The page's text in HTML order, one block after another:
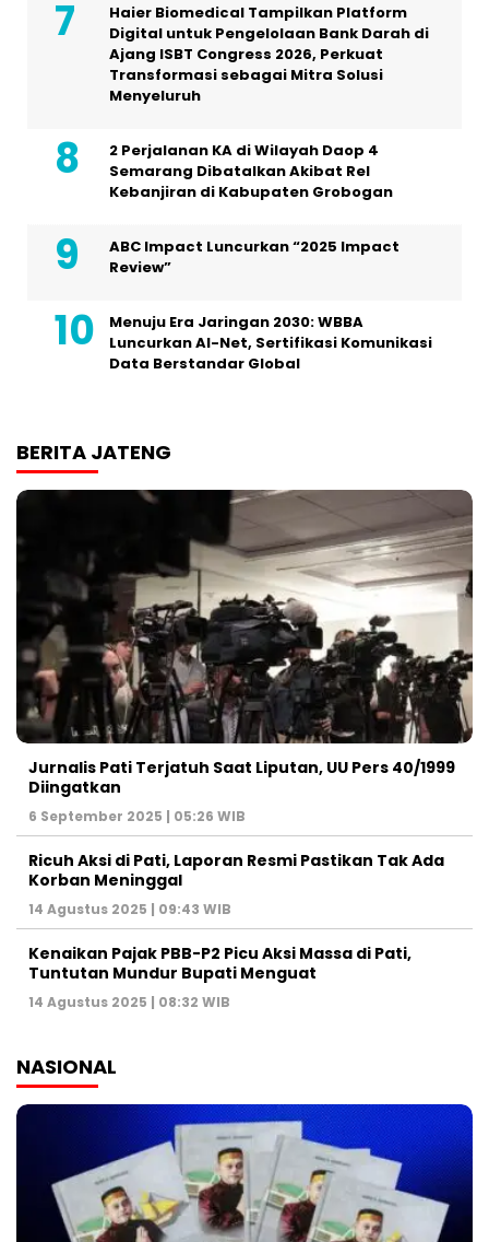
Haier Biomedical Tampilkan Platform
Digital untuk Pengelolaan Bank Darah di
Ajang ISBT Congress 2026, Perkuat
Transformasi sebagai Mitra Solusi
Menyeluruh
2 Perjalanan KA di Wilayah Daop 4
Semarang Dibatalkan Akibat Rel
Kebanjiran di Kabupaten Grobogan
ABC Impact Luncurkan “2025 Impact
Review”
Menuju Era Jaringan 2030: WBBA
Luncurkan AI-Net, Sertifikasi Komunikasi
Data Berstandar Global
BERITA JATENG
Jurnalis Pati Terjatuh Saat Liputan, UU Pers 40/1999
Diingatkan
6 September 2025 | 05:26 WIB
Ricuh Aksi di Pati, Laporan Resmi Pastikan Tak Ada
Korban Meninggal
14 Agustus 2025 | 09:43 WIB
Kenaikan Pajak PBB-P2 Picu Aksi Massa di Pati,
Tuntutan Mundur Bupati Menguat
14 Agustus 2025 | 08:32 WIB
NASIONAL